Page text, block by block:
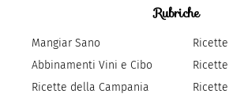
Rubriche
Mangiar Sano
Abbinamenti Vini e Cibo
Ricette della Campania